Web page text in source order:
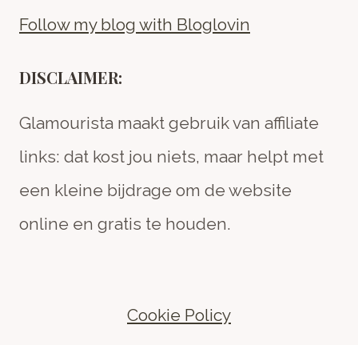
Follow my blog with Bloglovin
DISCLAIMER:
Glamourista maakt gebruik van affiliate
links: dat kost jou niets, maar helpt met
een kleine bijdrage om de website
online en gratis te houden.
Cookie Policy